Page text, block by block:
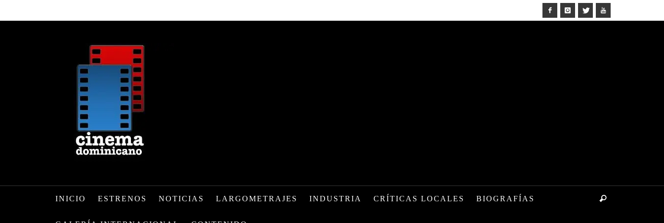
INICIO ESTRENOS NOTICIAS LARGOMETRAJES INDUSTRIA CRÍTICAS LOCALES BIOGRAFÍAS